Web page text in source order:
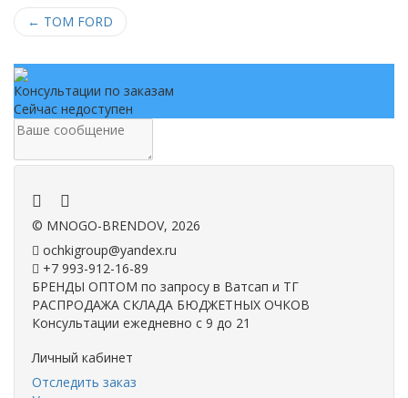
← TOM FORD
Консультации по заказам
Сейчас недоступен
© MNOGO-BRENDOV, 2026
ochkigroup@yandex.ru
+7 993-912-16-89
БРЕНДЫ ОПТОМ по запросу в Ватсап и ТГ
РАСПРОДАЖА СКЛАДА БЮДЖЕТНЫХ ОЧКОВ
Консультации ежедневно с 9 до 21
Личный кабинет
Отследить заказ